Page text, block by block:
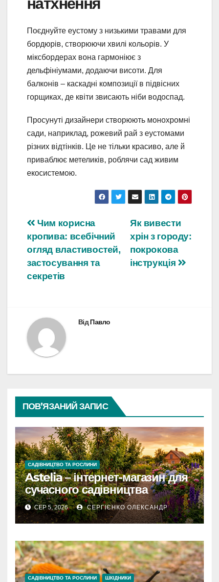
Поєднуйте еустому з низькими травами для
бордюрів, створюючи хвилі кольорів. У
міксбордерах вона гармоніює з
дельфініумами, додаючи висоти. Для
балконів – каскадні композиції в підвісних
горщиках, де квіти звисають ніби водоспад.
Просунуті дизайнери створюють монохромні
сади, наприклад, рожевий рай з еустомами
різних відтінків. Це не тільки красиво, але й
приваблює метеликів, роблячи сад живим
екосистемою.
Навігація
записів
Як вивести
хрін з городу:
покрокова
інструкція
Чим корисна
кропива: всебічний
огляд властивостей,
застосування та
секретів
ВідПавло
ПОВ’ЯЗАНИЙ ЗАПИС
САДІВНИЦТВО ТА РОСЛИНИ
Astelia – інтернет-магазин для
сучасного садівництва
СЕР 5, 2026 СЕРГІЄНКО ОЛЕКСАНДР
САДІВНИЦТВО ТА РОСЛИНИ ШКІДНИКИ